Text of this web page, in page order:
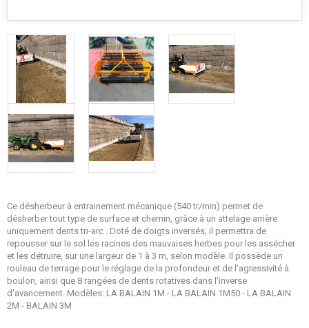
Ce désherbeur à entrainement mécanique (540 tr/min) permet de
désherber tout type de surface et chemin, grâce à un attelage arrière
uniquement dents tri-arc . Doté de doigts inversés, il permettra de
repousser sur le sol les racines des mauvaises herbes pour les assécher
et les détruire, sur une largeur de 1 à 3 m, selon modèle. Il possède un
rouleau de terrage pour le réglage de la profondeur et de l'agressivité à
boulon, ainsi que 8 rangées de dents rotatives dans l'inverse
d'avancement. Modèles: LA BALAIN 1M - LA BALAIN 1M50 - LA BALAIN
2M - BALAIN 3M